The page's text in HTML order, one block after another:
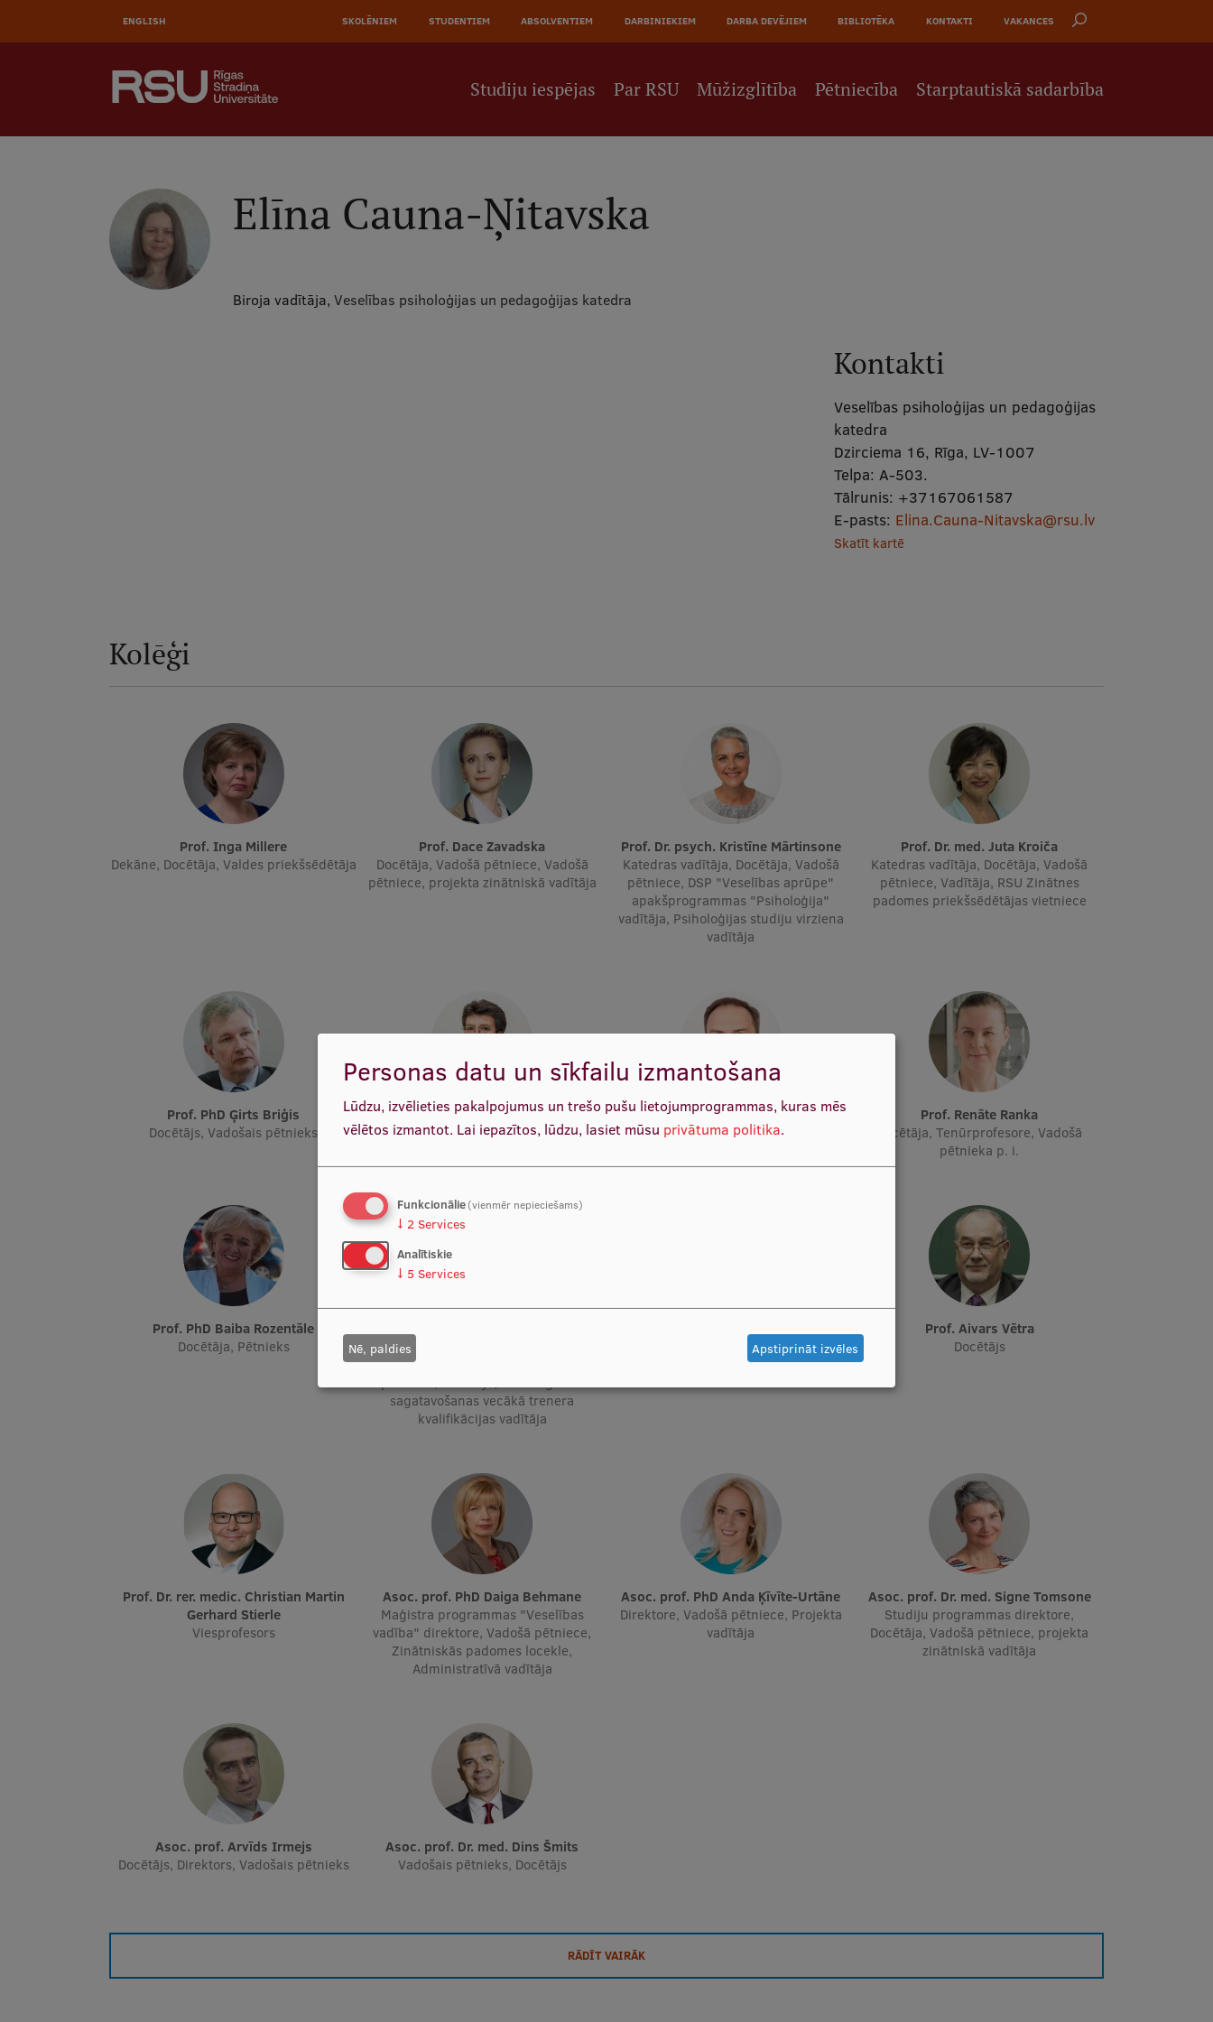
ENGLISH AUGŠĒJĀ
IZVĒLNE
SKOLĒNIEM STUDENTIEM ABSOLVENTIEM DARBINIEKIEM DARBA DEVĒJIEM BIBLIOTĒKA KONTAKTI VAKANCES
Studiju iespējas Par RSU Mūžizglītība Pētniecība Starptautiskā sadarbība
Elīna Cauna-Ņitavska
Biroja vadītāja, Veselības psiholoģijas un pedagoģijas katedra
Kontakti
Veselības psiholoģijas un pedagoģijas
katedra
Dzirciema 16, Rīga, LV-1007
Telpa: A-503.
Tālrunis: +37167061587
E-pasts: Elina.Cauna-Nitavska@rsu.lv
Skatīt kartē
Kolēģi
Prof. Inga Millere
Dekāne, Docētāja, Valdes priekšsēdētāja
Prof. Dace Zavadska
Docētāja, Vadošā pētniece, Vadošā
pētniece, projekta zinātniskā vadītāja
Prof. Dr. psych. Kristīne Mārtinsone
Katedras vadītāja, Docētāja, Vadošā
pētniece, DSP "Veselības aprūpe"
apakšprogrammas "Psiholoģija"
vadītāja, Psiholoģijas studiju virziena
vadītāja
Prof. Dr. med. Juta Kroiča
Katedras vadītāja, Docētāja, Vadošā
pētniece, Vadītāja, RSU Zinātnes
padomes priekšsēdētājas vietniece
Prof. PhD Ģirts Briģis
Docētājs, Vadošais pētnieks
Prof. Dr. med. Gunta Lazdāne
Docētāja, Vadošais pētnieks
Prof. Māris Taube
Katedras vadītājs, Docētājs, Vadošais
Prof. Renāte Ranka
Docētāja, Tenūrprofesore, Vadošā
pētnieka p. i.
Prof. PhD Baiba Rozentāle
Docētāja, Pētnieks
Docētāja, Vadošā pētniece, Vadošā
sagatavošanas vecākā trenera
kvalifikācijas vadītāja
Vadošā pētniece, Projekta vadītāja,
Docētāja
Prof. Aivars Vētra
Docētājs
Prof. Dr. rer. medic. Christian Martin
Gerhard Stierle
Viesprofesors
Asoc. prof. PhD Daiga Behmane
Maģistra programmas "Veselības
vadība" direktore, Vadošā pētniece,
Zinātniskās padomes locekle,
Administratīvā vadītāja
Asoc. prof. PhD Anda Ķīvīte-Urtāne
Direktore, Vadošā pētniece, Projekta
vadītāja
Asoc. prof. Dr. med. Signe Tomsone
Studiju programmas direktore,
Docētāja, Vadošā pētniece, projekta
zinātniskā vadītāja
Asoc. prof. Arvīds Irmejs
Docētājs, Direktors, Vadošais pētnieks
Asoc. prof. Dr. med. Dins Šmits
Vadošais pētnieks, Docētājs
RĀDĪT VAIRĀK
Personas datu un sīkfailu izmantošana
Lūdzu, izvēlieties pakalpojumus un trešo pušu lietojumprogrammas, kuras mēs
vēlētos izmantot. Lai iepazītos, lūdzu, lasiet mūsu privātuma politika.
Funkcionālie(vienmēr nepieciešams)
↓ 2 Services
Analītiskie
↓ 5 Services
Nē, paldies Apstiprināt izvēles